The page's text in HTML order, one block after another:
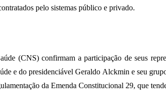
pelo sistemas público e privado.
(CNS) confirmam a participação de seus
e do presidenciável Geraldo Alckmin e seu
da Emenda Constitucional 29, que